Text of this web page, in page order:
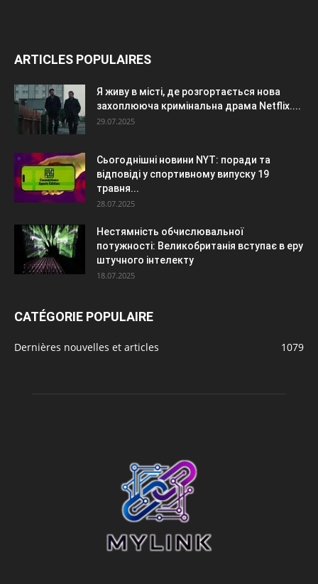
ARTICLES POPULAIRES
Я живу в місті, де розгортається нова
захоплююча кримінальна драма Netflix....
29.07.2025
Сьогоднішні новини NYT: поради та
відповіді у спортивному випуску 19
травня...
28.07.2025
Нестямність обчислювальної
потужності: Великобританія вступає в еру
штучного інтелекту
18.07.2025
CATÉGORIE POPULAIRE
Dernières nouvelles et articles 1079